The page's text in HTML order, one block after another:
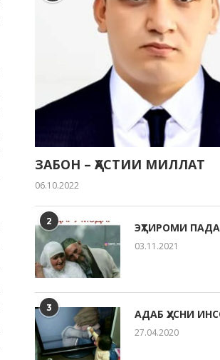
ЗАБОН – ҲАСТИИ МИЛЛАТ
06.10.2022
2 ЭҲТИРОМИ
03.11.2021
3 АДАБ ҲУСНИ
27.04.2020